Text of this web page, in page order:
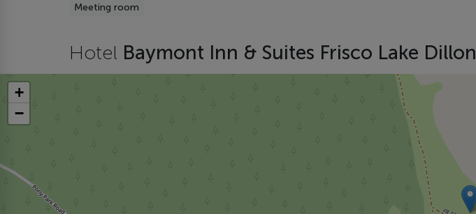
Meeting room
Hotel Baymont Inn & Suites Frisco Lake Dillon
+
−